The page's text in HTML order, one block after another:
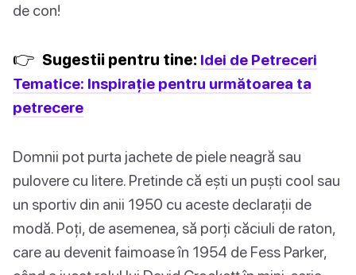
de con!
👉 Sugestii pentru tine: Idei de Petreceri
Tematice: Inspirație pentru următoarea ta
petrecere
Domnii pot purta jachete de piele neagră sau
pulovere cu litere. Pretinde că ești un puști cool sau
un sportiv din anii 1950 cu aceste declarații de
modă. Poți, de asemenea, să porți căciuli de raton,
care au devenit faimoase în 1954 de Fess Parker,